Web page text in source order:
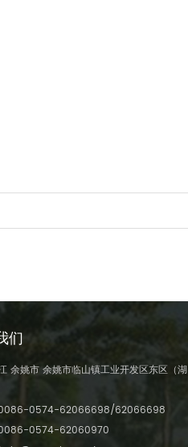
们
余姚市 余姚市临山镇工业开发区东区（湖
0574-62066698/62066698
0574-62060970